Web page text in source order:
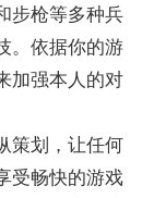
步枪等多种兵
。依据你的游
加强本人的对
策划，让任何
受畅快的游戏